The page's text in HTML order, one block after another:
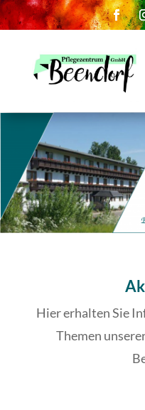
Hier erhalten Sie
Themen